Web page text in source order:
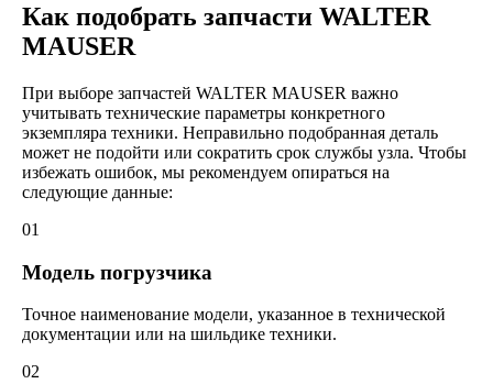
Как подобрать запчасти WALTER
MAUSER
При выборе запчастей WALTER MAUSER важно
учитывать технические параметры конкретного
экземпляра техники. Неправильно подобранная деталь
может не подойти или сократить срок службы узла. Чтобы
избежать ошибок, мы рекомендуем опираться на
следующие данные:
01
Модель погрузчика
Точное наименование модели, указанное в технической
документации или на шильдике техники.
02